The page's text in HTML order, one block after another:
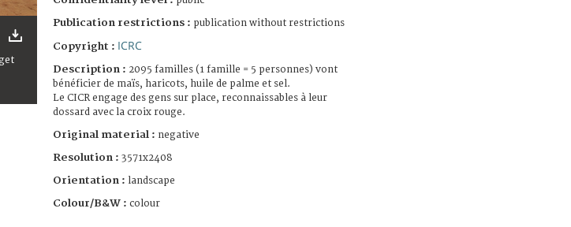
Publication restrictions : publication without restrictions
Copyright : ICRC
Description : 2095 familles (1 famille = 5 personnes) vont
bénéficier de maïs, haricots, huile de palme et sel.
Le CICR engage des gens sur place, reconnaissables à leur
dossard avec la croix rouge.
Original material : negative
Resolution : 3571x2408
Orientation : landscape
Colour/B&W : colour